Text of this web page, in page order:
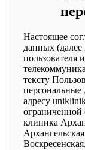
Настоящее
данных
пользователя
тексту
персональные
адресу
ограниченной
клиника